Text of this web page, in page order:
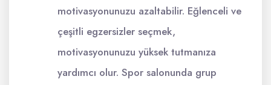
motivasyonunuzu azaltabilir. Eğlenceli ve
çeşitli egzersizler seçmek,
motivasyonunuzu yüksek tutmanıza
yardımcı olur. Spor salonunda grup